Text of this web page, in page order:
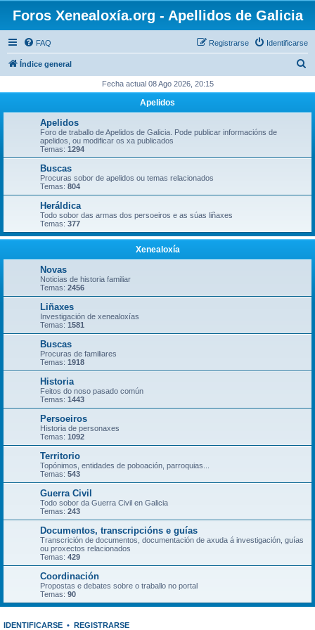
Foros Xenealoxía.org - Apellidos de Galicia
FAQ Identificarse
Registrarse
Índice general
c
Fecha actual 08 Ago 2026, 20:15
Apelidos
Apelidos
Foro de traballo de Apelidos de Galicia. Pode publicar informacións de
apelidos, ou modificar os xa publicados
Temas: 1294
Buscas
Procuras sobor de apelidos ou temas relacionados
Temas: 804
Heráldica
Todo sobor das armas dos persoeiros e as súas liñaxes
Temas: 377
Xenealoxía
Novas
Noticias de historia familiar
Temas: 2456
Liñaxes
Investigación de xenealoxías
Temas: 1581
Buscas
Procuras de familiares
Temas: 1918
Historia
Feitos do noso pasado común
Temas: 1443
Persoeiros
Historia de personaxes
Temas: 1092
Territorio
Topónimos, entidades de poboación, parroquias...
Temas: 543
Guerra Civil
Todo sobor da Guerra Civil en Galicia
Temas: 243
Documentos, transcripcións e guías
Transcrición de documentos, documentación de axuda á investigación, guías
ou proxectos relacionados
Temas: 429
Coordinación
Propostas e debates sobre o traballo no portal
Temas: 90
IDENTIFICARSE • REGISTRARSE